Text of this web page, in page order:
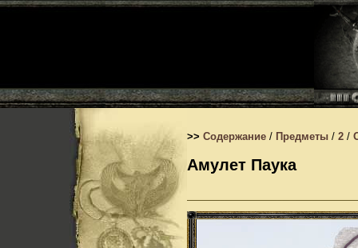
>> Содержание / Предметы / 2 /
Амулет Паука